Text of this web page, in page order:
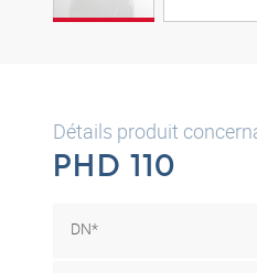
Détails produit
PHD 110
DN*